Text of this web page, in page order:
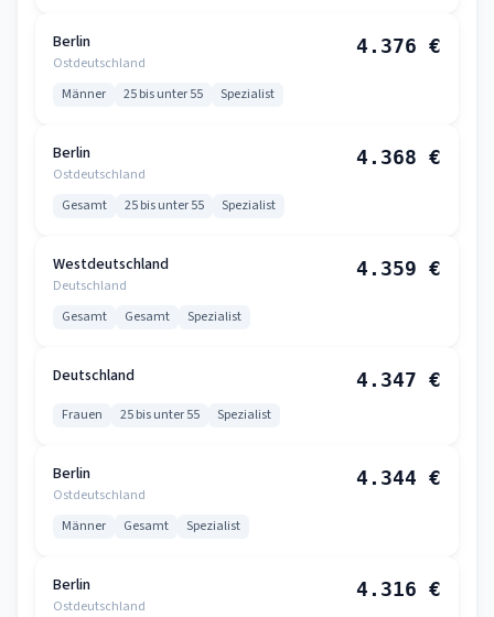
Berlin
Ostdeutschland
4.376 €
Männer 25 bis unter 55 Spezialist
Berlin
Ostdeutschland
4.368 €
Gesamt 25 bis unter 55 Spezialist
Westdeutschland
Deutschland
4.359 €
Gesamt Gesamt Spezialist
Deutschland 4.347 €
Frauen 25 bis unter 55 Spezialist
Berlin
Ostdeutschland
4.344 €
Männer Gesamt Spezialist
Berlin
Ostdeutschland
4.316 €